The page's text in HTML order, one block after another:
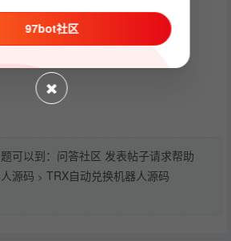
兑换机器人
可以到：问答社区 发表帖子请求帮助
源码 > TRX自动兑换机器人源码
97bot社区